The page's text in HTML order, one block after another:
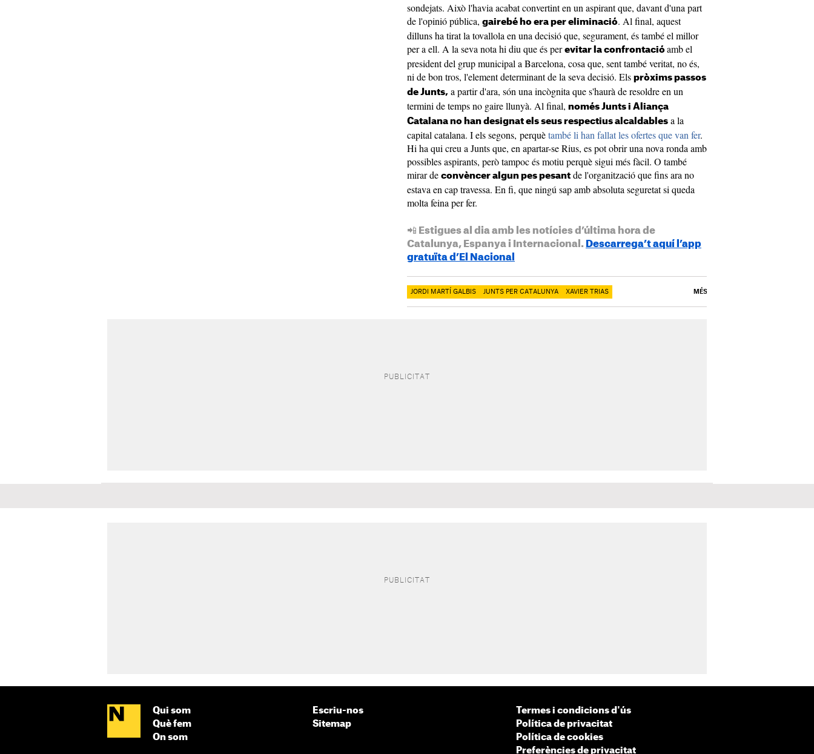
sondejats. Això l'havia acabat convertint en un aspirant que, davant d'una part
de l'opinió pública, gairebé ho era per eliminació. Al final, aquest
dilluns ha tirat la tovallola en una decisió que, segurament, és també el millor
per a ell. A la seva nota hi diu que és per evitar la confrontació amb el
president del grup municipal a Barcelona, cosa que, sent també veritat, no és,
ni de bon tros, l'element determinant de la seva decisió. Els pròxims passos
de Junts, a partir d'ara, són una incògnita que s'haurà de resoldre en un
termini de temps no gaire llunyà. Al final, només Junts i Aliança
Catalana no han designat els seus respectius alcaldables a la
capital catalana. I els segons, perquètambé li han fallat les ofertes que van fer.
Hi ha qui creu a Junts que, en apartar-se Rius, es pot obrir una nova ronda amb
possibles aspirants, però tampoc és motiu perquè sigui més fàcil. O també
mirar de convèncer algun pes pesant de l'organització que fins ara no
estava en cap travessa. En fi, que ningú sap amb absoluta seguretat si queda
molta feina per fer.
📲 Estigues al dia amb les notícies d’última hora de
Catalunya, Espanya i Internacional. Descarrega’t aquí l’app
gratuïta d’El Nacional
JORDI MARTÍ GALBIS JUNTS PER CATALUNYA XAVIER TRIAS MÉS
Qui som
Què fem
On som
Escriu-nos
Sitemap
Termes i condicions d'ús
Política de privacitat
Política de cookies
Preferències de privacitat